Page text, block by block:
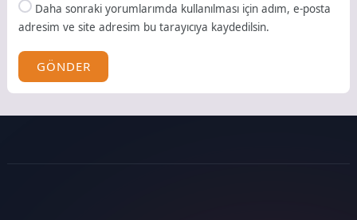
Daha sonraki yorumlarımda kullanılması için adım, e-posta
adresim ve site adresim bu tarayıcıya kaydedilsin.
GÖNDER